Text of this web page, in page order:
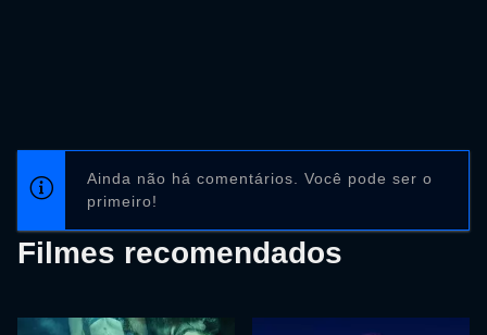
Ainda não há comentários. Você pode ser o
primeiro!
Filmes recomendados